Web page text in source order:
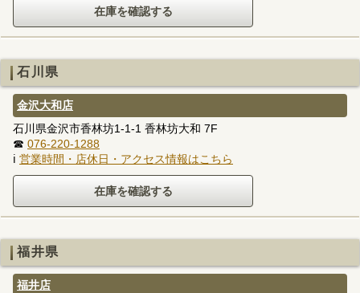
石川県
金沢大和店
石川県金沢市香林坊1-1-1 香林坊大和 7F
☎ 076-220-1288
ℹ 営業時間・店休日・アクセス情報はこちら
福井県
福井店